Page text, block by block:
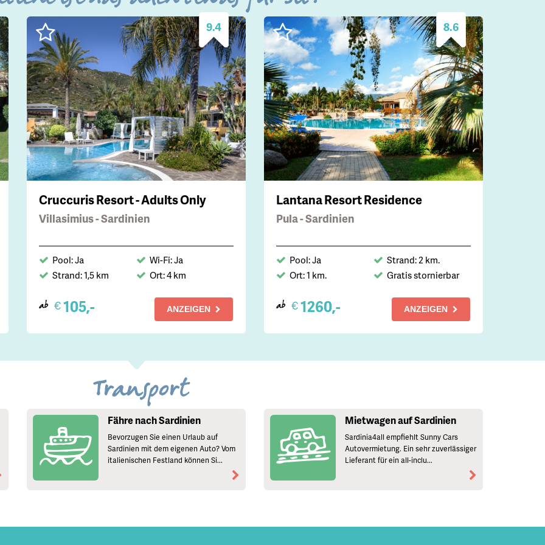
9.4
Cruccuris Resort - Adults Only
Villasimius - Sardinien
Pool: Ja
Wi-Fi: Ja
Strand: 1,5 km
Ort: 4 km
ab €105,- ANZEIGEN
8.6
Lantana Resort Residence
Pula - Sardinien
Pool: Ja
Strand: 2 km.
Ort: 1 km.
Gratis stornierbar
ab €1260,- ANZEIGEN
Transport
Fähre nach Sardinien
Bevorzugen Sie einen Urlaub auf
Sardinien mit dem eigenen Auto? Vom
italienischen Festland können Si...
Mietwagen auf Sardinien
Sardinia4all empfiehlt Sunny Cars
Autovermietung. Ein sehr zuverlässiger
Lieferant für ein all-inclu...